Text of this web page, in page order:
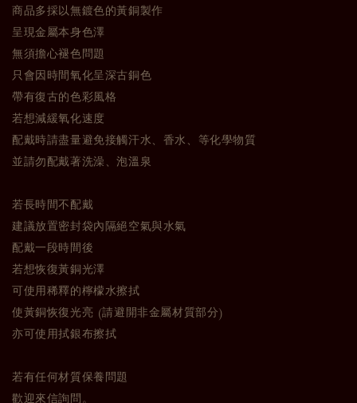
商品多採以無鍍色的黃銅製作
呈現金屬本身色澤
無須擔心褪色問題
只會因時間氧化呈深古銅色
帶有復古的色彩風格
若想減緩氧化速度
配戴時請盡量避免接觸汗水、香水、等化學物質
並請勿配戴著洗澡、泡溫泉
若長時間不配戴
建議放置密封袋內隔絕空氣與水氣
配戴一段時間後
若想恢復黃銅光澤
可使用稀釋的檸檬水擦拭
使黃銅恢復光亮 (請避開非金屬材質部分)
亦可使用拭銀布擦拭
若有任何材質保養問題